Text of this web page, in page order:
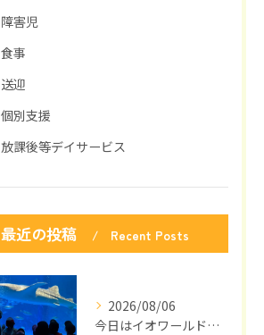
障害児
食事
送迎
個別支援
放課後等デイサービス
最近の投稿 Recent Posts
2026/08/06
今日はイオワールドかごしま水族館に行ってきました🐬🎉